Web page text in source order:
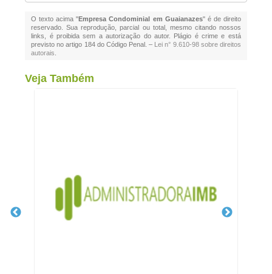
O texto acima "Empresa Condominial em Guaianazes" é de direito
reservado. Sua reprodução, parcial ou total, mesmo citando nossos
links, é proibida sem a autorização do autor. Plágio é crime e está
previsto no artigo 184 do Código Penal. – Lei n° 9.610-98 sobre direitos
autorais
Veja Também